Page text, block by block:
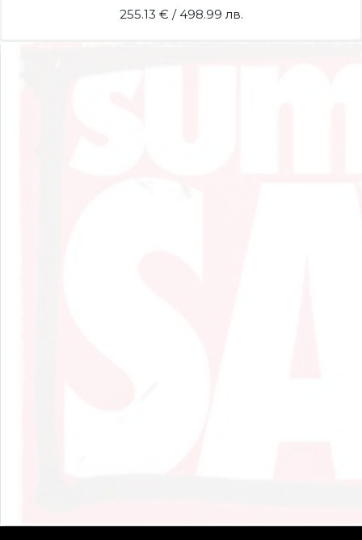
255.13 € / 498.99 лв.